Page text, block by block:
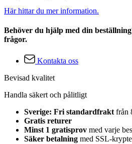
Här hittar du mer information.
Behöver du hjälp med din
frågor.
Kontakta oss
Bevisad kvalitet
Handla säkert och pålitligt
Sverige: Fri standardfrakt från
Gratis returer
Minst 1 gratisprov med varje
Säker betalning med SSL-